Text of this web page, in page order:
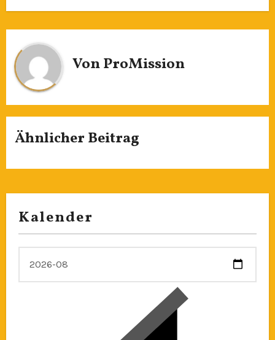
VonProMission
Ähnlicher Beitrag
Kalender